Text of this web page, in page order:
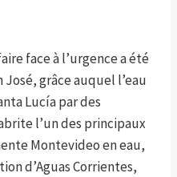
face à l’urgence a été
grâce auquel l’eau
Lucía par des
l’un des principaux
Montevideo en eau,
d’Aguas Corrientes,